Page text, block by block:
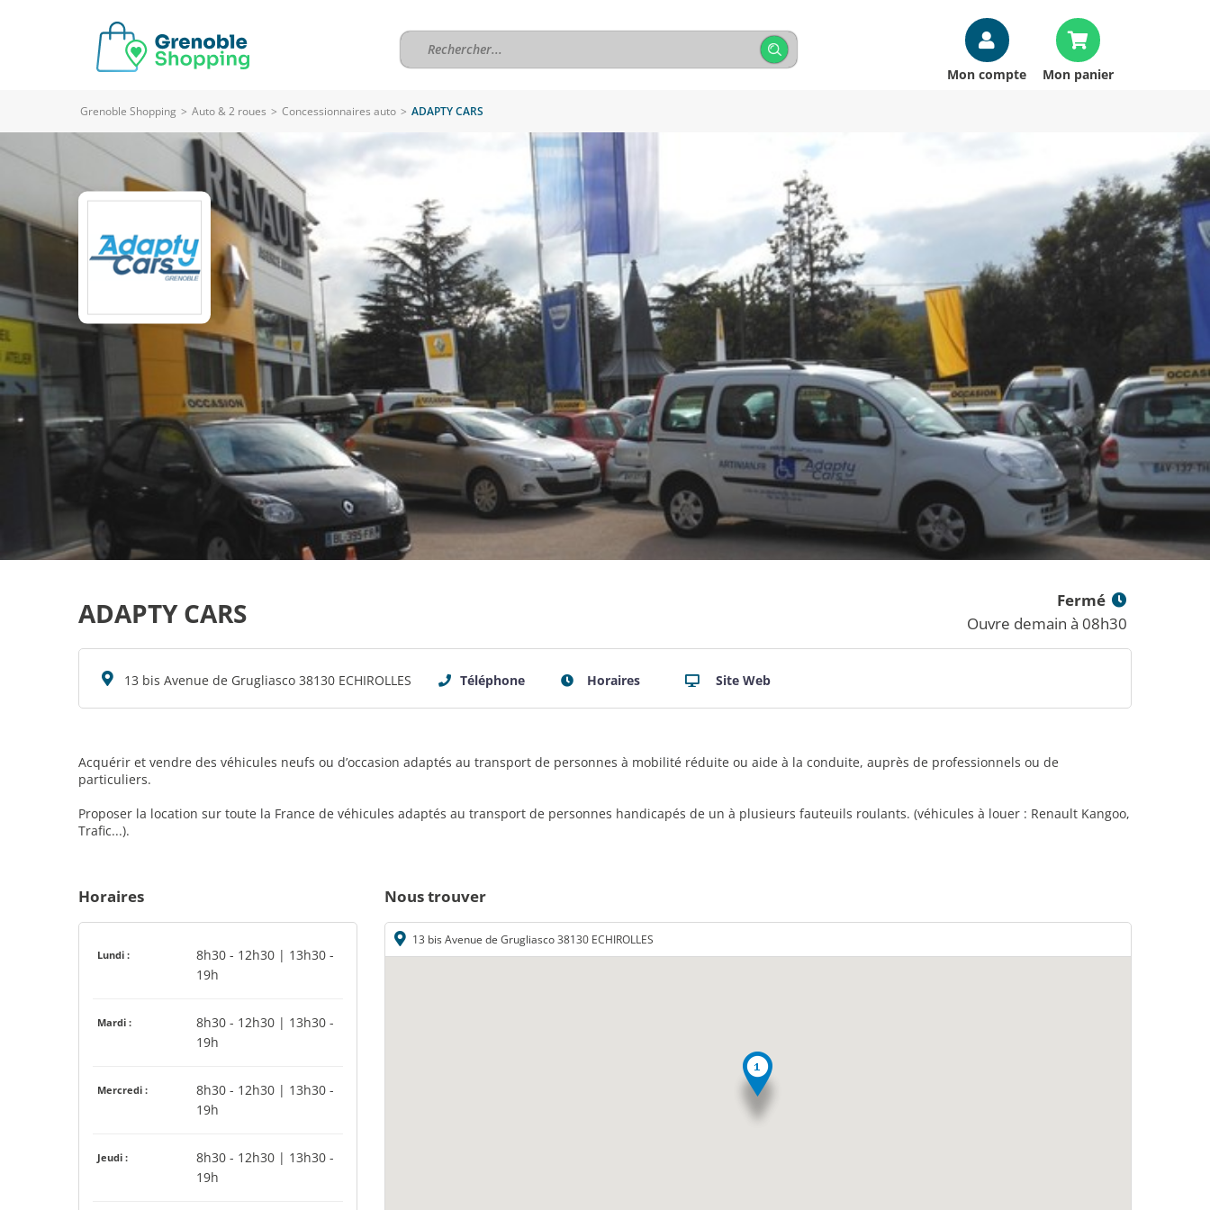
Mon compte Mon panier
Grenoble Shopping > Auto & 2 roues > Concessionnaires auto > ADAPTY CARS
ADAPTY CARS
Fermé
Ouvre demain à 08h30
13 bis Avenue de Grugliasco 38130 ECHIROLLES Téléphone Horaires Site Web
Acquérir et vendre des véhicules neufs ou d’occasion adaptés au transport de personnes à mobilité réduite ou aide à la conduite, auprès de professionnels ou de
particuliers.
Proposer la location sur toute la France de véhicules adaptés au transport de personnes handicapés de un à plusieurs fauteuils roulants. (véhicules à louer : Renault Kangoo,
Trafic...).
Horaires
Lundi :
8h30 - 12h30 | 13h30 -
19h
Mardi :
8h30 - 12h30 | 13h30 -
19h
Mercredi :
8h30 - 12h30 | 13h30 -
19h
Jeudi :
8h30 - 12h30 | 13h30 -
19h
Nous trouver
13 bis Avenue de Grugliasco 38130 ECHIROLLES